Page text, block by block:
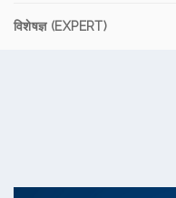
विशेषज्ञ (EXPERT)